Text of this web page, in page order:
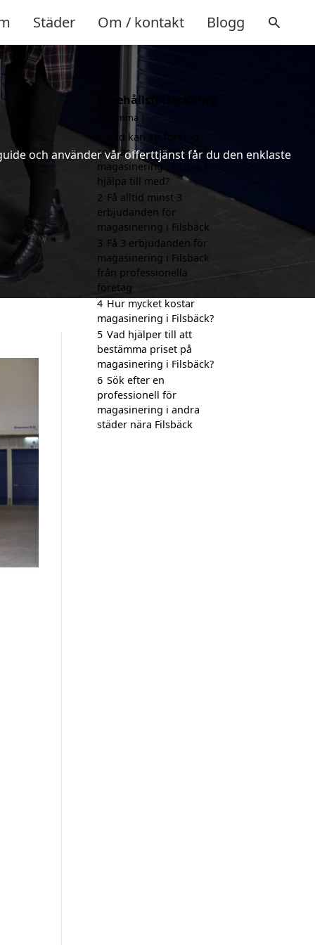
Städer Om / kontakt Blogg
och använder vår offerttjänst får du den enklaste
Innehållsförteckning
gömma
Vad kan ett företag
som är specialiserat på
magasinering i Filsbäck
hjälpa till med?
2 Få alltid minst 3
erbjudanden för
magasinering i Filsbäck
3 Få 3 erbjudanden för
magasinering i Filsbäck
från professionella
företag
4 Hur mycket kostar
magasinering i Filsbäck?
5 Vad hjälper till att
bestämma priset på
magasinering i Filsbäck?
6 Sök efter en
professionell för
magasinering i andra
städer nära Filsbäck